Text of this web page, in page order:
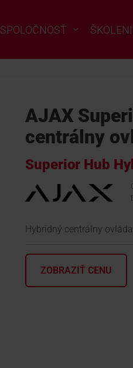
SPOLOČNOSŤ
AJAX
centrálny
Superior Hub
Hybridný centrálny
ZOBRAZIŤ CENU